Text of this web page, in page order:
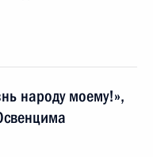
народу моему!»,